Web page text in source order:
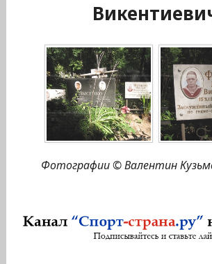
Фотографии © Валентин